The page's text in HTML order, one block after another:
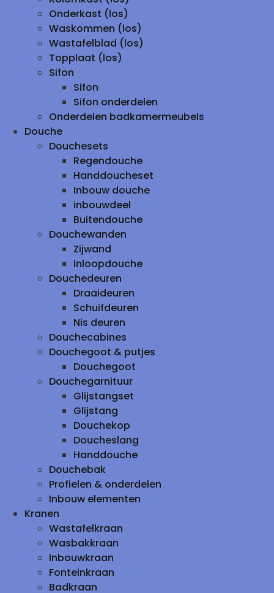
Onderkast (los)
Waskommen (los)
Wastafelblad (los)
Topplaat (los)
Sifon
Sifon
Sifon onderdelen
Onderdelen badkamermeubels
Douche
Douchesets
Regendouche
Handdoucheset
Inbouw douche
inbouwdeel
Buitendouche
Douchewanden
Zijwand
Inloopdouche
Douchedeuren
Draaideuren
Schuifdeuren
Nis deuren
Douchecabines
Douchegoot & putjes
Douchegoot
Douchegarnituur
Glijstangset
Glijstang
Douchekop
Doucheslang
Handdouche
Douchebak
Profielen & onderdelen
Inbouw elementen
Kranen
Wastafelkraan
Wasbakkraan
Inbouwkraan
Fonteinkraan
Badkraan